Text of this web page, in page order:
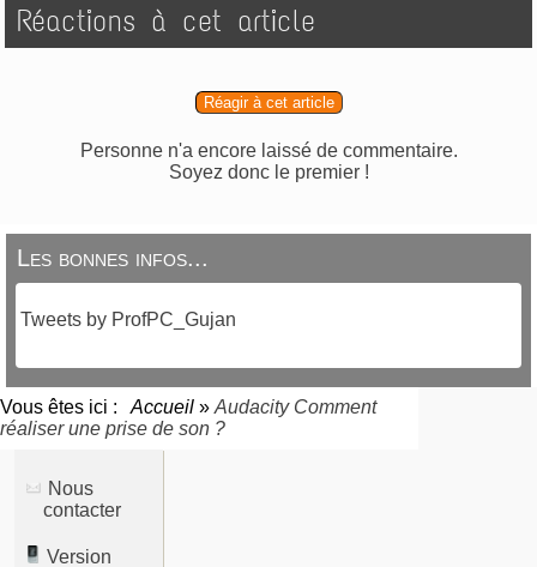
Réactions à cet article
Réagir à cet article
Personne n'a encore laissé de commentaire.
Soyez donc le premier !
Les bonnes infos...
Tweets by ProfPC_Gujan
Vous êtes ici : Accueil » Audacity Comment
réaliser une prise de son ?
Nous
contacter
Version